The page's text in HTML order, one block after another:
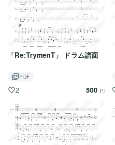
「Re:TrymenT」 ドラム譜面
PDF
2 500 円